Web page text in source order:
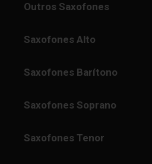
Outros Saxofones
Saxofones Alto
Saxofones Barítono
Saxofones Soprano
Saxofones Tenor